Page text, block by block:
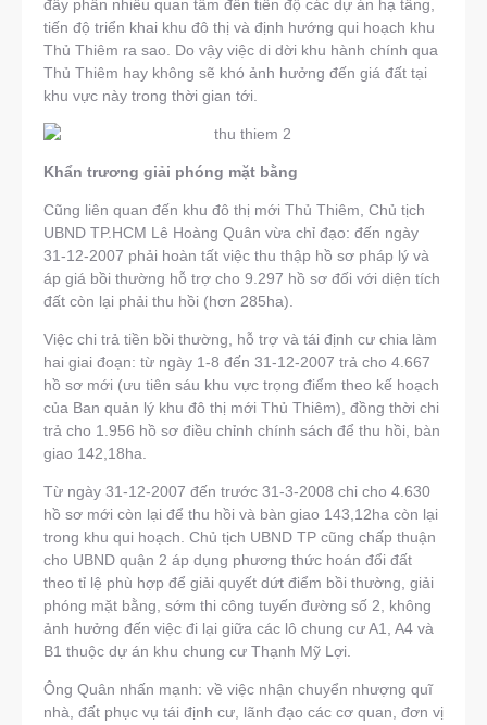
đây phần nhiều quan tâm đến tiến độ các dự án hạ tầng,
tiến độ triển khai khu đô thị và định hướng qui hoạch khu
Thủ Thiêm ra sao. Do vậy việc di dời khu hành chính qua
Thủ Thiêm hay không sẽ khó ảnh hưởng đến giá đất tại
khu vực này trong thời gian tới.
Khẩn trương giải phóng mặt bằng
Cũng liên quan đến khu đô thị mới Thủ Thiêm, Chủ tịch
UBND TP.HCM Lê Hoàng Quân vừa chỉ đạo: đến ngày
31-12-2007 phải hoàn tất việc thu thập hồ sơ pháp lý và
áp giá bồi thường hỗ trợ cho 9.297 hồ sơ đối với diện tích
đất còn lại phải thu hồi (hơn 285ha).
Việc chi trả tiền bồi thường, hỗ trợ và tái định cư chia làm
hai giai đoạn: từ ngày 1-8 đến 31-12-2007 trả cho 4.667
hồ sơ mới (ưu tiên sáu khu vực trọng điểm theo kế hoạch
của Ban quản lý khu đô thị mới Thủ Thiêm), đồng thời chi
trả cho 1.956 hồ sơ điều chỉnh chính sách để thu hồi, bàn
giao 142,18ha.
Từ ngày 31-12-2007 đến trước 31-3-2008 chi cho 4.630
hồ sơ mới còn lại để thu hồi và bàn giao 143,12ha còn lại
trong khu qui hoạch. Chủ tịch UBND TP cũng chấp thuận
cho UBND quận 2 áp dụng phương thức hoán đổi đất
theo tỉ lệ phù hợp để giải quyết dứt điểm bồi thường, giải
phóng mặt bằng, sớm thi công tuyến đường số 2, không
ảnh hưởng đến việc đi lại giữa các lô chung cư A1, A4 và
B1 thuộc dự án khu chung cư Thạnh Mỹ Lợi.
Ông Quân nhấn mạnh: về việc nhận chuyển nhượng quĩ
nhà, đất phục vụ tái định cư, lãnh đạo các cơ quan, đơn vị